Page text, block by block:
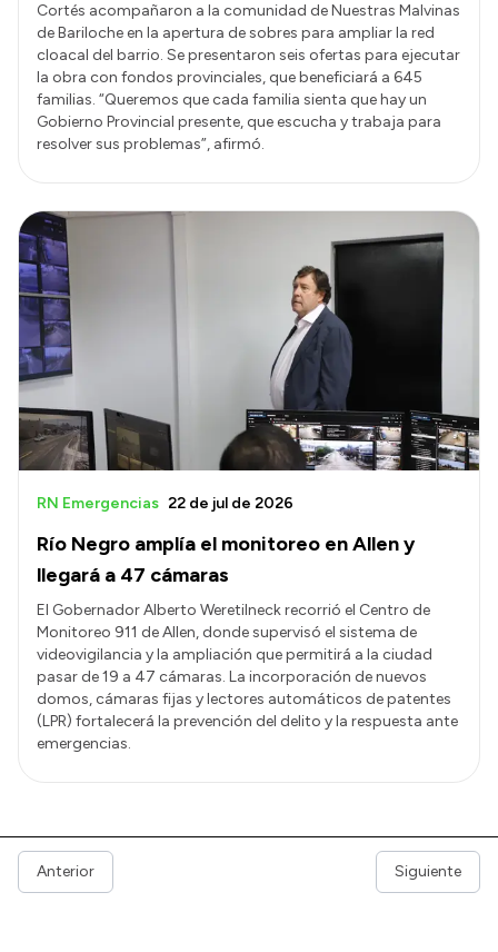
Cortés acompañaron a la comunidad de Nuestras Malvinas
de Bariloche en la apertura de sobres para ampliar la red
cloacal del barrio. Se presentaron seis ofertas para ejecutar
la obra con fondos provinciales, que beneficiará a 645
familias. “Queremos que cada familia sienta que hay un
Gobierno Provincial presente, que escucha y trabaja para
resolver sus problemas”, afirmó.
Río Negro amplía el monitoreo en Allen y
llegará a 47 cámaras
RN Emergencias 22 de jul de 2026
El Gobernador Alberto Weretilneck recorrió el Centro de
Monitoreo 911 de Allen, donde supervisó el sistema de
videovigilancia y la ampliación que permitirá a la ciudad
pasar de 19 a 47 cámaras. La incorporación de nuevos
domos, cámaras fijas y lectores automáticos de patentes
(LPR) fortalecerá la prevención del delito y la respuesta ante
emergencias.
Anterior Siguiente